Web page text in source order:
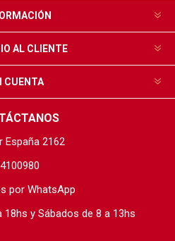
AL CLIENTE
CUENTA
España 2162
por WhatsApp
18hs y Sábados de 8 a 13hs